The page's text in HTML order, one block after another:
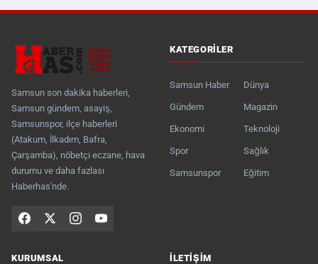
Samsun son dakika haberleri,
Samsun gündem, asayiş,
Samsunspor, ilçe haberleri
(Atakum, İlkadım, Bafra,
Çarşamba), nöbetçi eczane, hava
durumu ve daha fazlası
Haberhas'nde.
KATEGORILER
Samsun Haber
Gündem
Ekonomi
Spor
Samsunspor
Dünya
Magazin
Teknoloji
Sağlık
Eğitim
KURUMSAL İLETIŞIM